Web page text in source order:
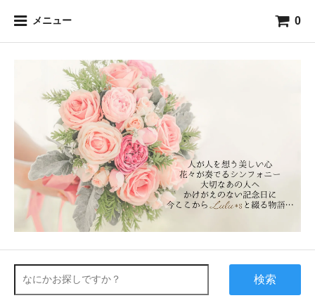
メニュー 0
検索